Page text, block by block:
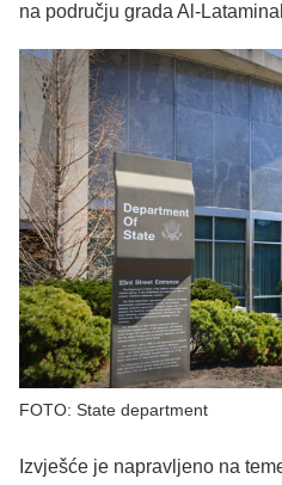
na području grada Al-
FOTO: State department
Izvješće je napravljeno na